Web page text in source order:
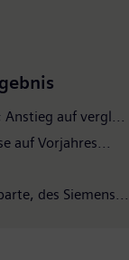
auf vergl...
auf Vorjahres...
des Siemens...